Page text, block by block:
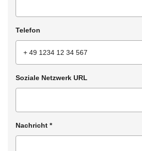
Telefon
Soziale Netzwerk URL
Nachricht *